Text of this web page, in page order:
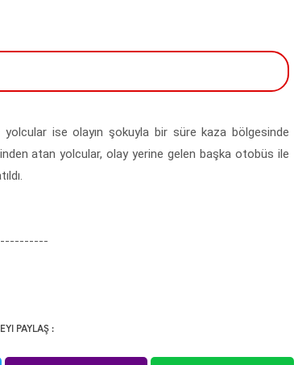
ise olayın şokuyla bir süre kaza bölgesinde
atan yolcular, olay yerine gelen başka otobüs ile
PAYLAŞ :